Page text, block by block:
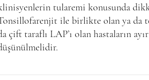
tularemi konusunda
ile birlikte olan ya da
çift taraflı LAP’ı olan hastaların